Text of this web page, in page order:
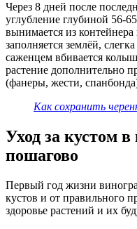
Через 8 дней после
углубление глубиной 56-
вынимается из
заполняется землёй,
саженцем вбивается
растение дополнительно
(фанеры, жести,
Как сохранить
Уход за кустом
пошагово
Первый год жизни
кустов и от правильного
здоровье растений и их